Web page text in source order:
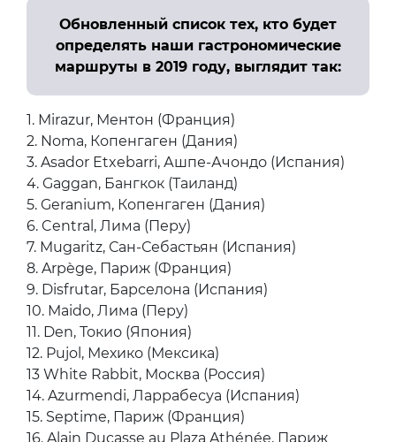
Lido 84tt
2 / 6
Обновленный список тех, кто будет
определять наши гастрономические
маршруты в 2019 году, выглядит так:
1. Mirazur, Ментон (Франция)
2. Noma, Копенгаген (Дания)
3. Asador Etxebarri, Ашпе-Ачондо (Испания)
4. Gaggan, Бангкок (Таиланд)
5. Geranium, Копенгаген (Дания)
6. Central, Лима (Перу)